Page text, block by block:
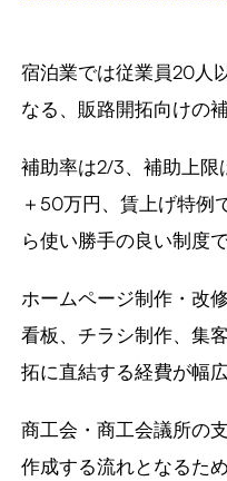
宿泊業では従業員20人
なる、販路開拓向けの
補助率は2/3、補助上
＋50万円、賃上げ特例
ら使い勝手の良い制度
ホームページ制作・改
看板、チラシ制作、集
拓に直結する経費が幅
商工会・商工会議所の
作成する流れとなるた